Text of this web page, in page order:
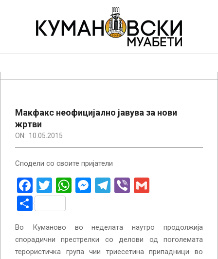
КУМАНОВСКИ
Макфакс неофицијално јавува за нови
жртви
ON: 10.05.2015
Сподели со своите пријатели
Facebook
Twitter
WhatsApp
Messenger
Telegram
Viber
Share
Во Куманово во неделата наутро продолжија
спорадични престрелки со делови од поголемата
терористичка група чии триесетина припадници во